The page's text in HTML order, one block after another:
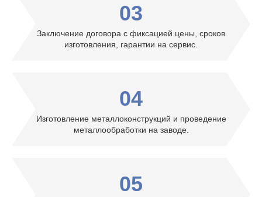
03
Заключение договора с фиксацией цены, сроков
изготовления, гарантии на сервис.
04
Изготовление металлоконструкций и проведение
металлообработки на заводе.
05